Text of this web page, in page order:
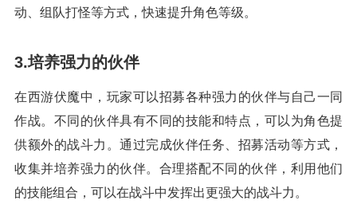
动、组队打怪等方式，快速提升角色等级。
3.培养强力的伙伴
在西游伏魔中，玩家可以招募各种强力的伙伴与自己一同
作战。不同的伙伴具有不同的技能和特点，可以为角色提
供额外的战斗力。通过完成伙伴任务、招募活动等方式，
收集并培养强力的伙伴。合理搭配不同的伙伴，利用他们
的技能组合，可以在战斗中发挥出更强大的战斗力。